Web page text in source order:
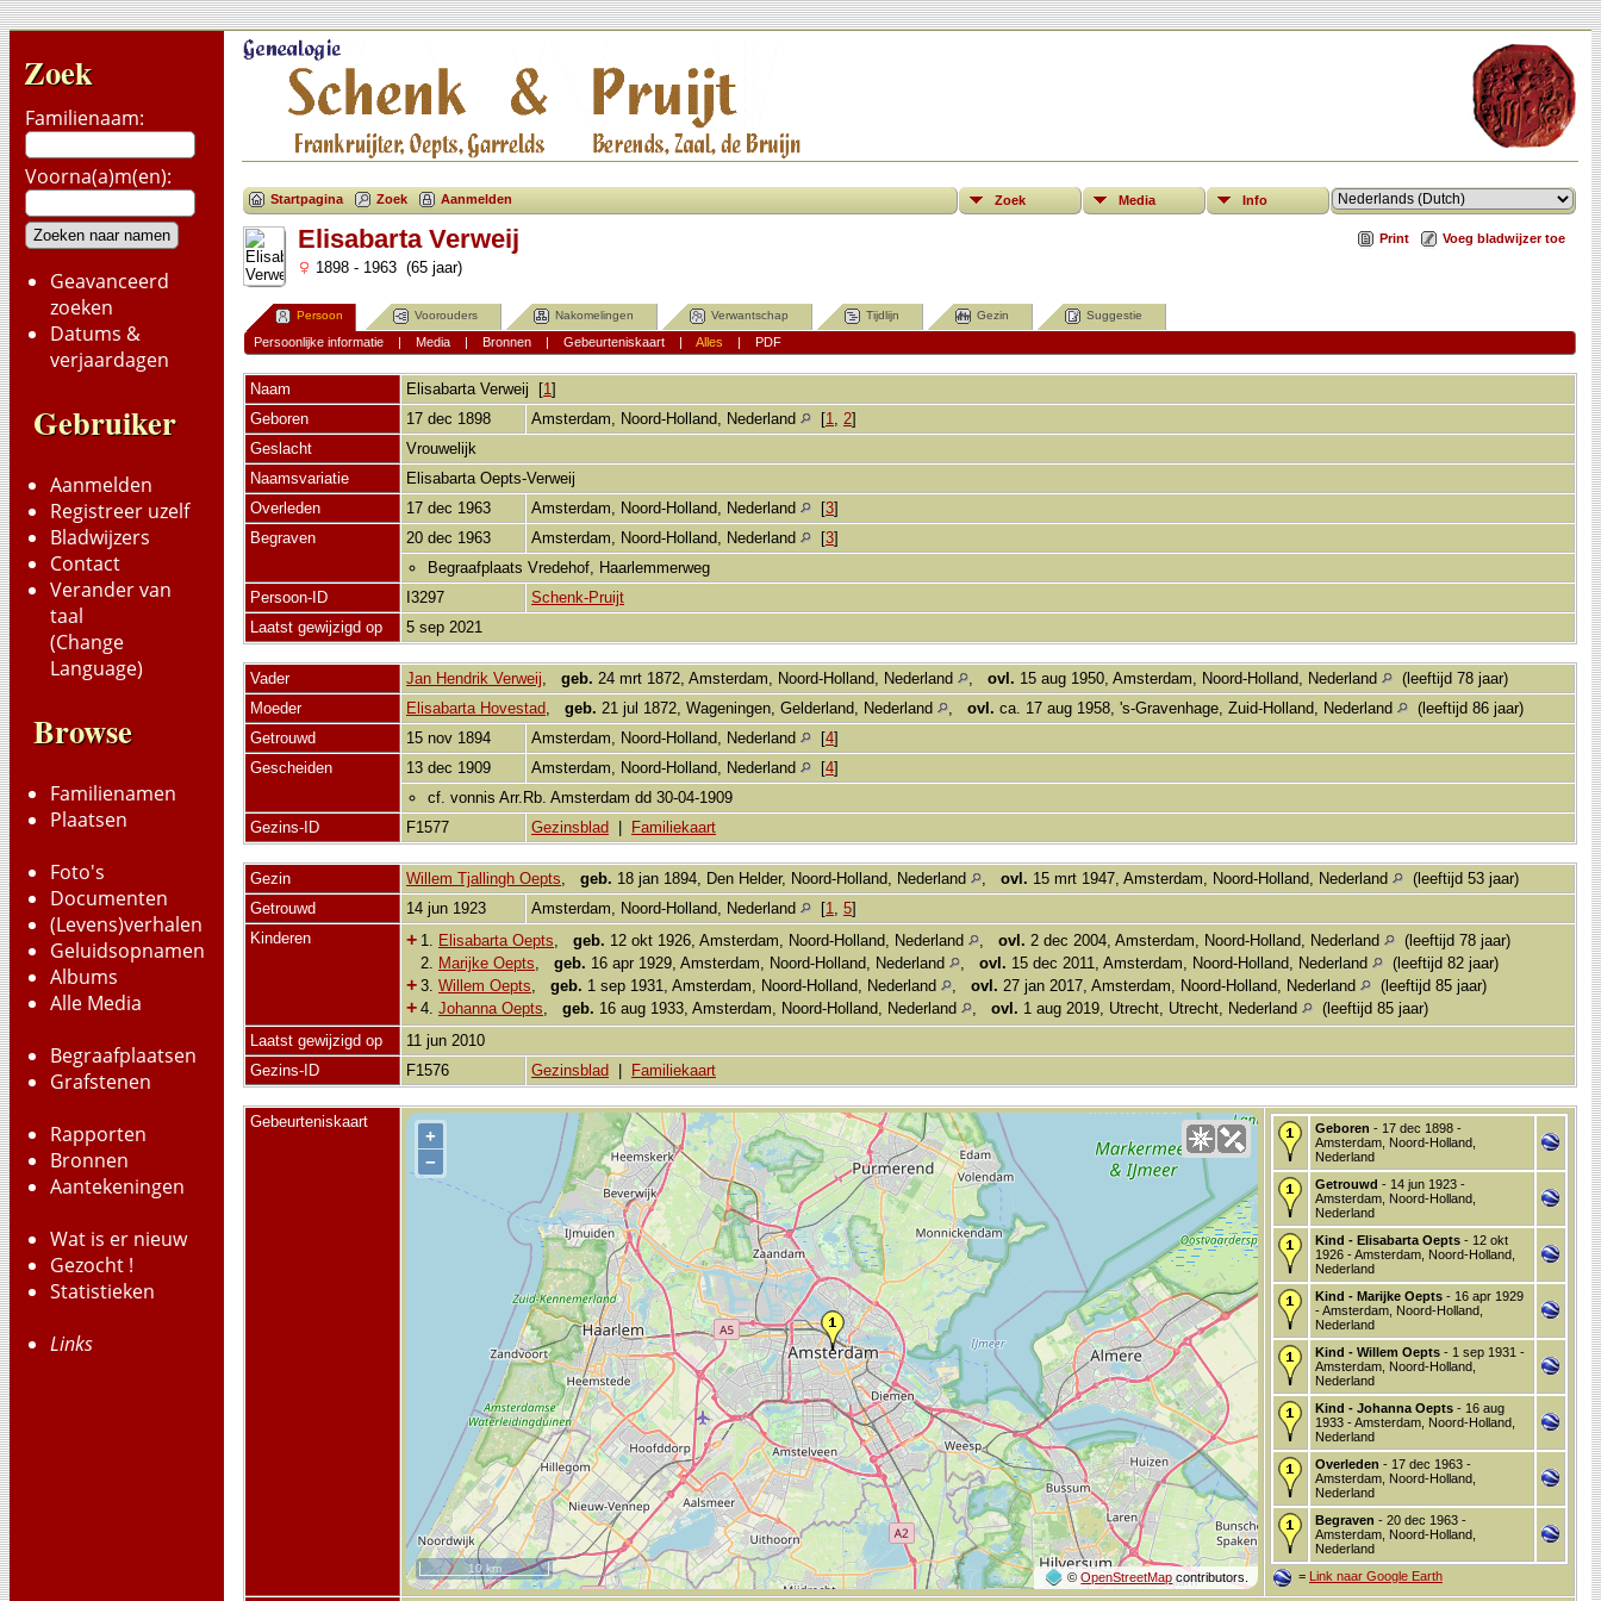
Zoek
Familienaam:
Voorna(a)m(en):
Geavanceerd
zoeken
Datums &
verjaardagen
Gebruiker
Aanmelden
Registreer uzelf
Bladwijzers
Contact
Verander van
taal
(Change
Language)
Browse
Familienamen
Plaatsen
Foto's
Documenten
(Levens)verhalen
Geluidsopnamen
Albums
Alle Media
Begraafplaatsen
Grafstenen
Rapporten
Bronnen
Aantekeningen
Wat is er nieuw
Gezocht !
Statistieken
Links
Startpagina Zoek Aanmelden Zoek Media Info
Print Voeg bladwijzer toe
Elisabarta Verweij
1898 - 1963 (65 jaar)
Persoon Voorouders Nakomelingen Verwantschap Tijdlijn Gezin Suggestie
Persoonlijke informatie| Media| Bronnen| Gebeurteniskaart| Alles PDF
Naam Elisabarta Verweij [1]
Geboren
17 dec 1898 Amsterdam, Noord-Holland, Nederland [1 2]
Geslacht
Vrouwelijk
Naamsvariatie
Elisabarta Oepts-Verweij
Overleden
17 dec 1963 Amsterdam, Noord-Holland, Nederland [3]
Begraven
20 dec 1963 Amsterdam, Noord-Holland, Nederland [3]
Begraafplaats Vredehof, Haarlemmerweg
Persoon-ID
I3297
Schenk-Pruijt
Laatst gewijzigd op
5 sep 2021
Vader Jan Hendrik Verweij geb. 24 mrt 1872, Amsterdam, Noord-Holland, Nederland ovl. 15 aug 1950, Amsterdam, Noord-Holland, Nederland
(leeftijd 78 jaar)
Moeder
Elisabarta Hovestad geb. 21 jul 1872, Wageningen, Gelderland, Nederland ovl. ca. 17 aug 1958, 's-Gravenhage, Zuid-Holland, Nederland
(leeftijd 86 jaar)
Getrouwd
15 nov 1894 Amsterdam, Noord-Holland, Nederland [4]
Gescheiden
13 dec 1909 Amsterdam, Noord-Holland, Nederland [4]
cf. vonnis Arr.Rb. Amsterdam dd 30-04-1909
Gezins-ID
F1577 Gezinsblad | Familiekaart
Gezin Willem Tjallingh Oepts geb. 18 jan 1894, Den Helder, Noord-Holland, Nederland ovl. 15 mrt 1947, Amsterdam, Noord-Holland, Nederland
(leeftijd 53 jaar)
Getrouwd
14 jun 1923 Amsterdam, Noord-Holland, Nederland [1 5]
Kinderen
+ 1. Elisabarta Oepts geb. 12 okt 1926, Amsterdam, Noord-Holland, Nederland ovl. 2 dec 2004, Amsterdam, Noord-Holland, Nederland
(leeftijd 78 jaar)
2. Marijke Oepts geb. 16 apr 1929, Amsterdam, Noord-Holland, Nederland ovl. 15 dec 2011, Amsterdam, Noord-Holland, Nederland (leeftijd 82 jaar)
+ 3. Willem Oepts geb. 1 sep 1931, Amsterdam, Noord-Holland, Nederland ovl. 27 jan 2017, Amsterdam, Noord-Holland, Nederland (leeftijd 85 jaar)
+ 4. Johanna Oepts geb. 16 aug 1933, Amsterdam, Noord-Holland, Nederland ovl. 1 aug 2019, Utrecht, Utrecht, Nederland
(leeftijd 85 jaar)
Laatst gewijzigd op
11 jun 2010
Gezins-ID
F1576 Gezinsblad | Familiekaart
Gebeurteniskaart
+
−
©OpenStreetMapcontributors.
10 km
Geboren - 17 dec 1898 -
Amsterdam, Noord-Holland,
Nederland
Getrouwd - 14 jun 1923 -
Amsterdam, Noord-Holland,
Nederland
Kind - Elisabarta Oepts - 12 okt
1926 - Amsterdam, Noord-Holland,
Nederland
Kind - Marijke Oepts - 16 apr 1929
- Amsterdam, Noord-Holland,
Nederland
Kind - Willem Oepts - 1 sep 1931 -
Amsterdam, Noord-Holland,
Nederland
Kind - Johanna Oepts - 16 aug
1933 - Amsterdam, Noord-Holland,
Nederland
Overleden - 17 dec 1963 -
Amsterdam, Noord-Holland,
Nederland
Begraven - 20 dec 1963 -
Amsterdam, Noord-Holland,
Nederland
= Link naar Google Earth